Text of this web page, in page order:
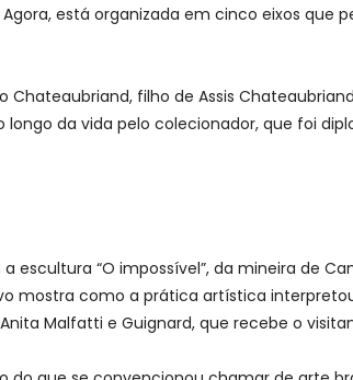
está organizada em cinco eixos que
filho de Assis
da vida pelo colecionador, que foi
escultura “O impossível”, da mineira de
mostra como a prática artística
Malfatti e Guignard, que recebe o